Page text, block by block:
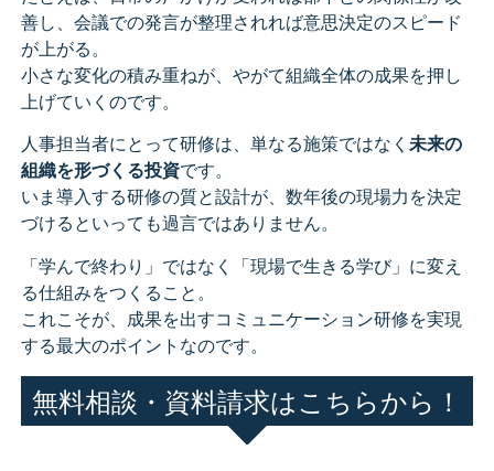
善し、会議での発言が整理されれば意思決定のスピード
が上がる。
小さな変化の積み重ねが、やがて組織全体の成果を押し
上げていくのです。
人事担当者にとって研修は、単なる施策ではなく 未来の
組織を形づくる投資です。
いま導入する研修の質と設計が、数年後の現場力を決定
づけるといっても過言ではありません。
「学んで終わり」ではなく「現場で生きる学び」に変え
る仕組みをつくること。
これこそが、成果を出すコミュニケーション研修を実現
する最大のポイントなのです。
無料相談・資料請求はこちらから！